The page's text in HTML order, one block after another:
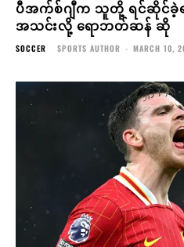
ပီအက်စ်ဂျီက သူတို့ ရင်ဆိုင်ခဲ့
အသင်းလို့ ရောဘတ်ဆန် ဆို
SOCCER SPORTS AUTHOR - MARCH 10,